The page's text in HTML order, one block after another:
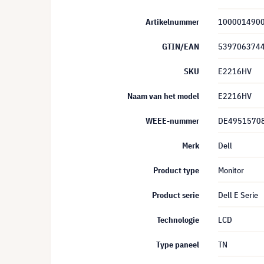
Artikelnummer 1000014900
GTIN/EAN
SKU E2216HV
Naam van het model E2216HV
WEEE-nummer
Merk Dell
Product type Monitor
Product serie Dell E Serie
Technologie LCD
Type paneel TN